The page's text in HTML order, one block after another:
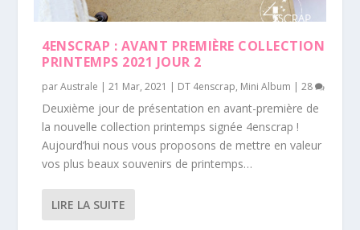
4ENSCRAP : AVANT PREMIÈRE COLLECTION
PRINTEMPS 2021 JOUR 2
parAustrale |21 Mar, 2021 | DT 4enscrap, Mini Album |28
Deuxième jour de présentation en avant-première de
la nouvelle collection printemps signée 4enscrap !
Aujourd’hui nous vous proposons de mettre en valeur
vos plus beaux souvenirs de printemps…
LIRE LA SUITE